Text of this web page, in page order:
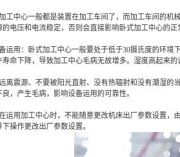
工中心一般都是装置在加工车间了，而加工车间的
电压和电流稳定，否则会直接影响卧式加工中心的正
运用：卧式加工中心一般要处于低于30摄氏度的环
命下降，导致加工中心毛病无故增多。湿度高起来
离震源、不要被阳光直射、没有热辐射和没有潮湿
，产生毛病，影响设备运用的可靠性。
运用加工中心时，不能随意更改机床出厂参数设置
操作更改出厂参数设置。